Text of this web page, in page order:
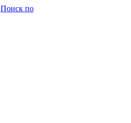
Поиск по